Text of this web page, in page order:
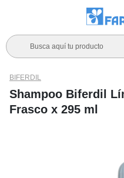
Busca aquí tu producto
BIFERDIL
Shampoo Biferdil
Frasco x 295 ml